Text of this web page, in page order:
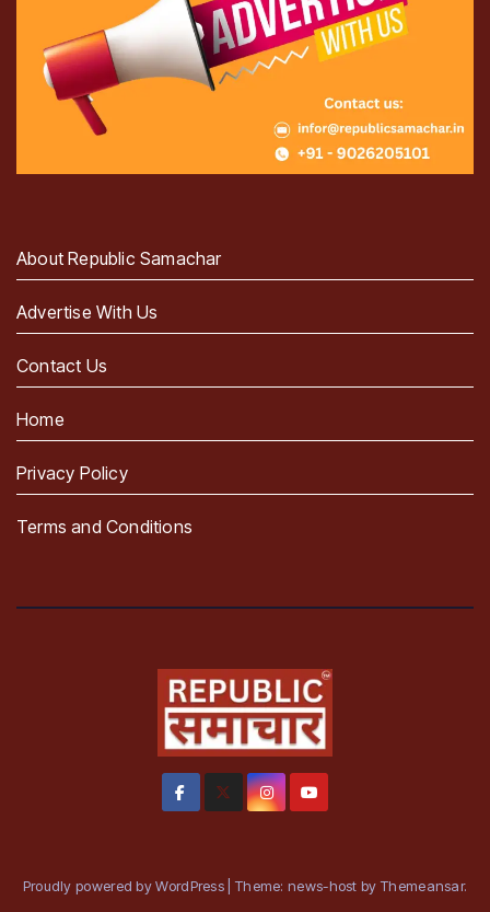
About Republic Samachar
Advertise With Us
Contact Us
Home
Privacy Policy
Terms and Conditions
Proudly powered by WordPress Theme: news-host by Themeansar.